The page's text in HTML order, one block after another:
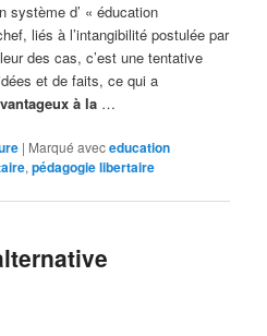
système d’ « éducation
liés à l’intangibilité postulée par
des cas, c’est une tentative
et de faits, ce qui a
à la …
| Marqué aveceducation
,pédagogie libertaire